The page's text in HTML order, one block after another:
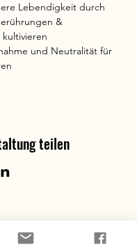
Lebendigkeit durch
&
und Neutralität für
teilen